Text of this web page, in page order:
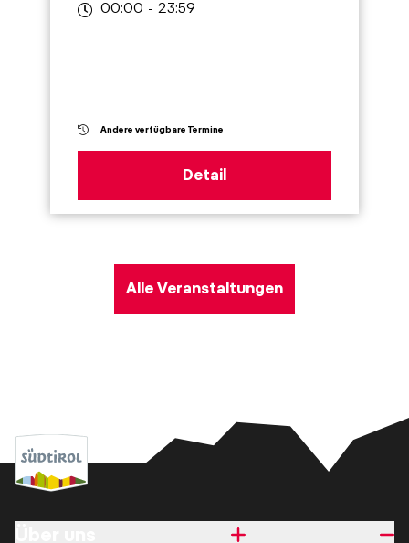
00:00 - 23:59
Andere verfügbare Termine
Detail
Alle Veranstaltungen